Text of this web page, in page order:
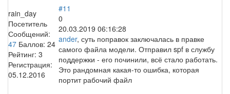
rain_day
Посетитель
Сообщений:
47 Баллов: 24
Рейтинг: 3
Регистрация:
05.12.2016
#11
0
20.03.2019 06:16:28
ander, суть поправок заключалась в правке
самого файла модели. Отправил spf в службу
поддержки - его починили, всё стало работать.
Это рандомная какая-то ошибка, которая
портит рабочий файл